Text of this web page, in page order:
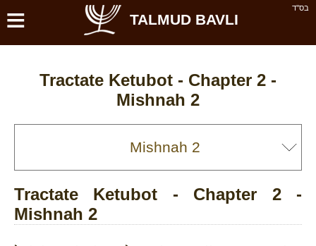
בס''ד ≡ TALMUD BAVLI
Tractate Ketubot - Chapter 2 -
Mishnah 2
Tractate Ketubot - Chapter 2 -
Mishnah 2